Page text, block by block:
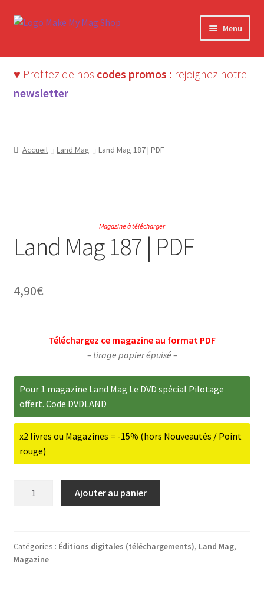
Aller
Aller
Menu
♥ Profitez de nos codes promos : rejoignez notre
newsletter
Accueil Land Mag Land Mag 187 | PDF
Magazine à télécharger
Land Mag 187 | PDF
4,90€
Téléchargez ce magazine au format PDF
– tirage papier épuisé –
Pour 1 magazine Land Mag Le DVD spécial Pilotage
offert. Code DVDLAND
x2 livres ou Magazines = -15% (hors Nouveautés / Point
rouge)
187
|
Ajouter au panier
Catégories : Éditions digitales (téléchargements), Land Mag,
Magazine